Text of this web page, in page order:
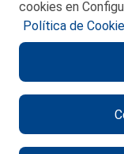
cookies en
Política de